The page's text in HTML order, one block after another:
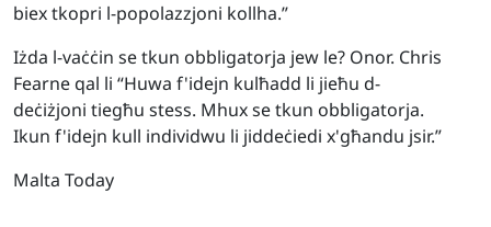
biex tkopri l-popolazzjoni kollha.”
Iżda l-vaċċin se tkun obbligatorja jew le? Onor. Chris
Fearne qal li “Huwa f'idejn kulħadd li jieħu d-
deċiżjoni tiegħu stess. Mhux se tkun obbligatorja.
Ikun f'idejn kull individwu li jiddeċiedi x'għandu jsir.”
Malta Today